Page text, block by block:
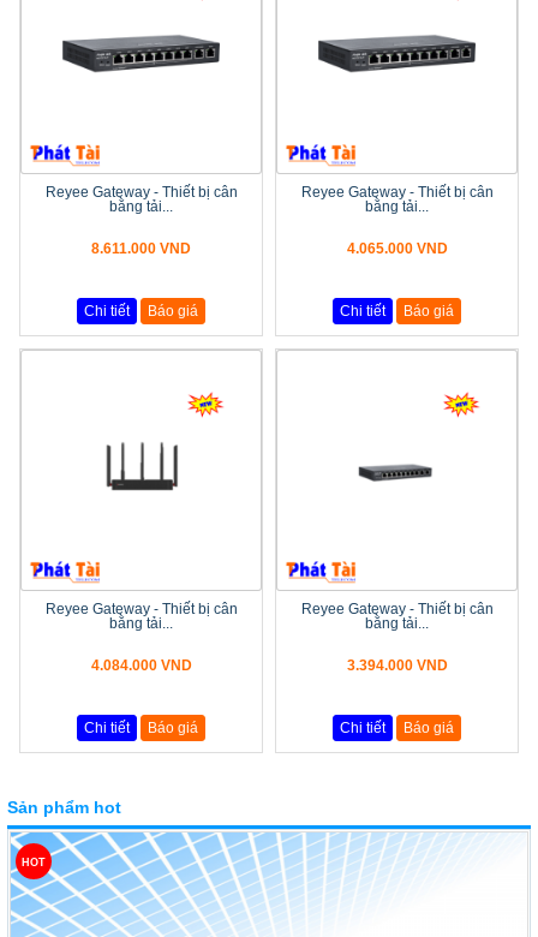
Reyee Gateway - Thiết bị cân
bằng tải...
8.611.000 VND
Chi tiết Báo giá
Reyee Gateway - Thiết bị cân
bằng tải...
4.065.000 VND
Chi tiết Báo giá
Reyee Gateway - Thiết bị cân
bằng tải...
4.084.000 VND
Chi tiết Báo giá
Reyee Gateway - Thiết bị cân
bằng tải...
3.394.000 VND
Chi tiết Báo giá
Sản phẩm hot
HOT